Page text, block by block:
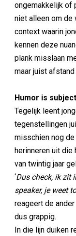
ongemakkelijk of
niet alleen om de
context waarin
kennen deze
plank misslaan
maar juist
Humor is
Tegelijk leent
tegenstellingen
misschien nog de
herinneren uit
van twintig jaar
‘Dus check, ik zit
speaker, je weet
reageert de
dus grappig.
In die lijn duiken